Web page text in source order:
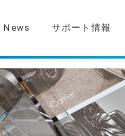
News サポート情報